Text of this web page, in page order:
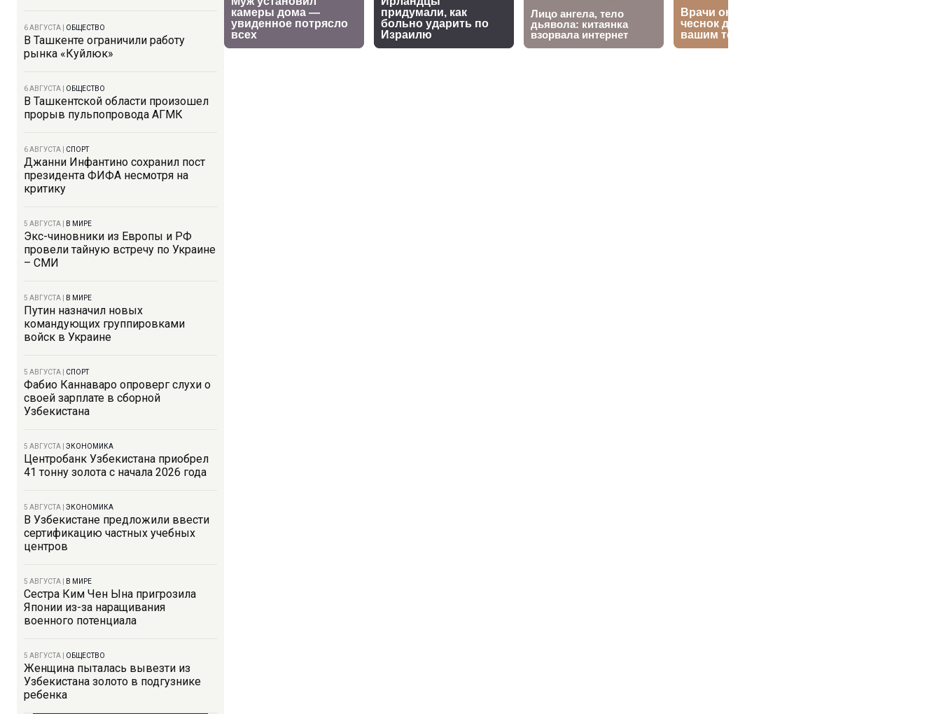
6 АВГУСТА ОБЩЕСТВО
В Ташкенте ограничили работу
рынка «Куйлюк»
6 АВГУСТА ОБЩЕСТВО
В Ташкентской области произошел
прорыв пульпопровода АГМК
6 АВГУСТА СПОРТ
Джанни Инфантино сохранил пост
президента ФИФА несмотря на
критику
5 АВГУСТА В МИРЕ
Экс-чиновники из Европы и РФ
провели тайную встречу по Украине
– СМИ
5 АВГУСТА В МИРЕ
Путин назначил новых
командующих группировками
войск в Украине
5 АВГУСТА СПОРТ
Фабио Каннаваро опроверг слухи о
своей зарплате в сборной
Узбекистана
5 АВГУСТА ЭКОНОМИКА
Центробанк Узбекистана приобрел
41 тонну золота с начала 2026 года
5 АВГУСТА ЭКОНОМИКА
В Узбекистане предложили ввести
сертификацию частных учебных
центров
5 АВГУСТА В МИРЕ
Сестра Ким Чен Ына пригрозила
Японии из-за наращивания
военного потенциала
5 АВГУСТА ОБЩЕСТВО
Женщина пыталась вывезти из
Узбекистана золото в подгузнике
ребенка